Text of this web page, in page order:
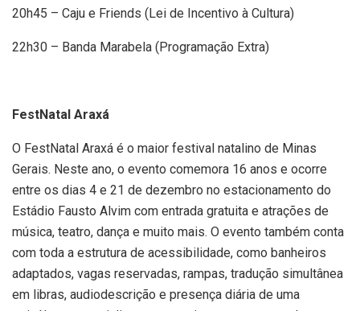
20h45 – Caju e Friends (Lei de Incentivo à Cultura)
22h30 – Banda Marabela (Programação Extra)
FestNatal Araxá
O FestNatal Araxá é o maior festival natalino de Minas
Gerais. Neste ano, o evento comemora 16 anos e ocorre
entre os dias 4 e 21 de dezembro no estacionamento do
Estádio Fausto Alvim com entrada gratuita e atrações de
música, teatro, dança e muito mais. O evento também conta
com toda a estrutura de acessibilidade, como banheiros
adaptados, vagas reservadas, rampas, tradução simultânea
em libras, audiodescrição e presença diária de uma